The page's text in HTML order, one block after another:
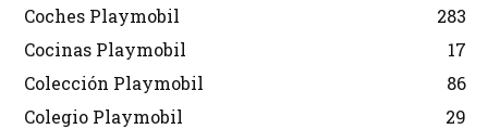
Coches Playmobil
283
Cocinas Playmobil
17
Colección Playmobil
86
Colegio Playmobil
29